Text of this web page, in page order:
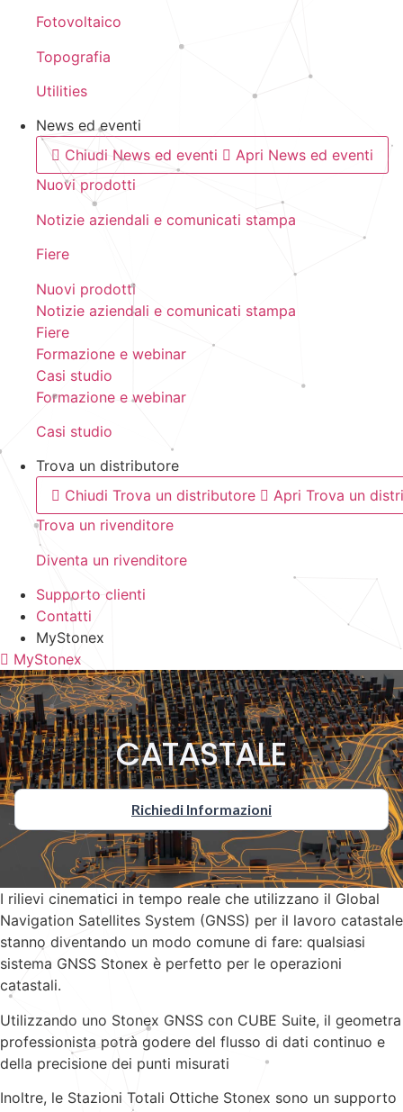
Fotovoltaico
Topografia
Utilities
News ed eventi
Chiudi News ed eventi
Apri News ed eventi
Nuovi prodotti
Notizie aziendali e comunicati stampa
Fiere
Nuovi prodotti
Notizie aziendali e comunicati stampa
Fiere
Formazione e webinar
Casi studio
Formazione e webinar
Casi studio
Trova un distributore
Chiudi Trova un distributore
Apri Trova un
Trova un rivenditore
Diventa un rivenditore
Supporto clienti
Contatti
MyStonex
MyStonex
CATASTALE
Richiedi Informazioni
I rilievi cinematici in tempo reale che utilizzano il Global
Navigation Satellites System (GNSS) per il lavoro catastale
stanno diventando un modo comune di fare: qualsiasi
sistema GNSS Stonex è perfetto per le operazioni
catastali.
Utilizzando uno Stonex GNSS con CUBE Suite, il geometra
professionista potrà godere del flusso di dati continuo e
della precisione dei punti misurati
Inoltre, le Stazioni Totali Ottiche Stonex sono un supporto